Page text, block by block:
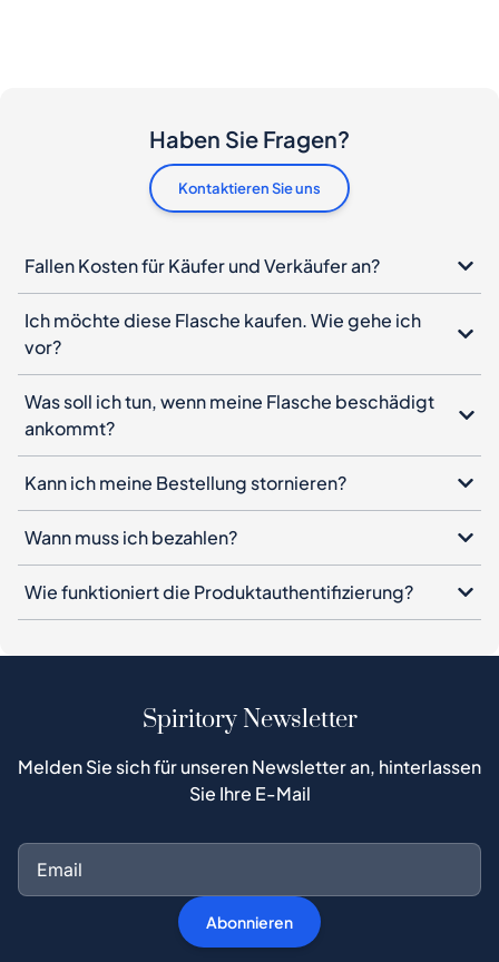
Haben Sie Fragen?
Kontaktieren Sie uns
Fallen Kosten für Käufer und Verkäufer an?
Ich möchte diese Flasche kaufen. Wie gehe ich
vor?
Was soll ich tun, wenn meine Flasche beschädigt
ankommt?
Kann ich meine Bestellung stornieren?
Wann muss ich bezahlen?
Wie funktioniert die Produktauthentifizierung?
Spiritory Newsletter
Melden Sie sich für unseren Newsletter an, hinterlassen
Sie Ihre E-Mail
Abonnieren